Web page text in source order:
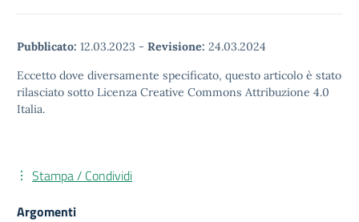
Pubblicato: 12.03.2023 - Revisione: 24.03.2024
Eccetto dove diversamente specificato, questo articolo è stato
rilasciato sotto Licenza Creative Commons Attribuzione 4.0
Italia.
Stampa / Condividi
Argomenti